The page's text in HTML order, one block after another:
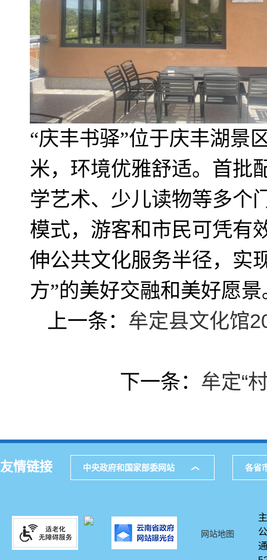
“庆丰书驿”位于庆丰湖景
米，环境优雅舒适。首批
学艺术、少儿读物等多个
模式，游客和市民可凭有
伸公共文化服务半径，实
方”的美好交融和美好愿景
上一条： 牟定县文化馆
下一条： 牟定“
友情链接 中央政府和国家部委网站 各省
网站地图